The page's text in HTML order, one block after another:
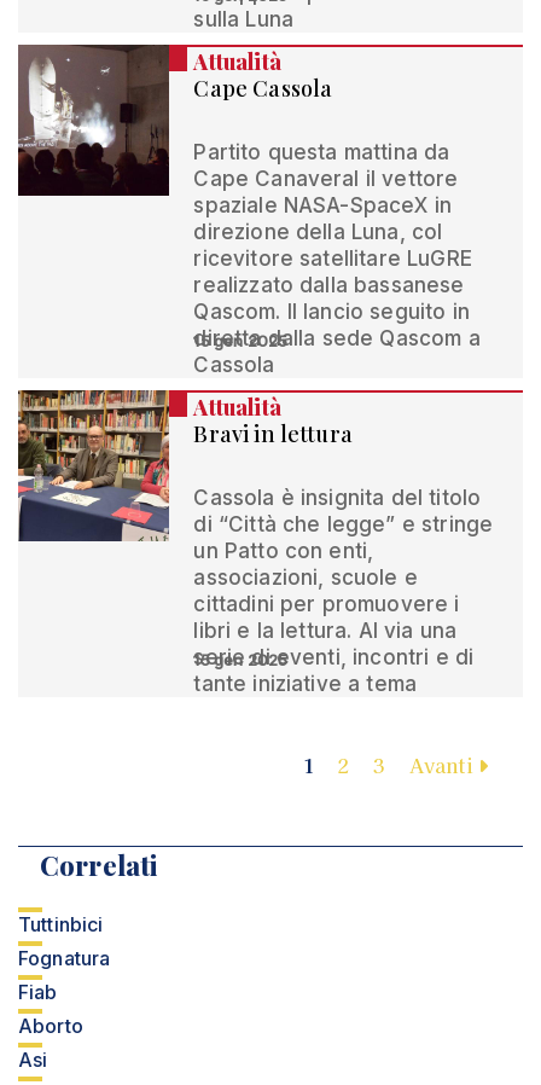
sulla Luna
Attualità
Cape Cassola
Partito questa mattina da
Cape Canaveral il vettore
spaziale NASA-SpaceX in
direzione della Luna, col
ricevitore satellitare LuGRE
realizzato dalla bassanese
Qascom. Il lancio seguito in
diretta dalla sede Qascom a
Cassola
15 gen 2025
Attualità
Bravi in lettura
Cassola è insignita del titolo
di “Città che legge” e stringe
un Patto con enti,
associazioni, scuole e
cittadini per promuovere i
libri e la lettura. Al via una
serie di eventi, incontri e di
tante iniziative a tema
15 gen 2025
1 2 3 Avanti
Correlati
Tuttinbici
Fognatura
Fiab
Aborto
Asi